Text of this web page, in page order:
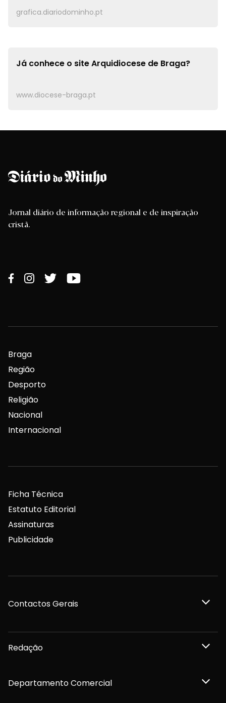
grafica.diariodominho.pt
Já conhece o siteArquidiocese de Braga?
www.diocese-braga.pt
Jornal diário de informação regional e de inspiração
cristã.
Braga
Região
Desporto
Religião
Nacional
Internacional
Ficha Técnica
Estatuto Editorial
Assinaturas
Publicidade
Contactos Gerais
Redação
Departamento Comercial